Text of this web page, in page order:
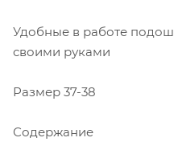
Удобные в работе
своими руками
Размер 37-38
Содержание